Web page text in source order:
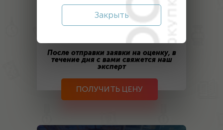
После отправки заявки на оценку, в
течение дня с вами свяжется наш
эксперт
ПОЛУЧИТЬ ЦЕНУ
Закрыть